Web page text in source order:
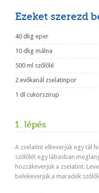
Ezeket szerezd
40 dkg eper
10 dkg málna
500 ml szőlőlé
2 evőkanál zselatinpor
1 dl cukorszirup
1. lépés
A zselatint elkeverjük egy tál
szőlőlét egy lábasban
hozzákeverjük a zselatint.
belekeverjük a maradék